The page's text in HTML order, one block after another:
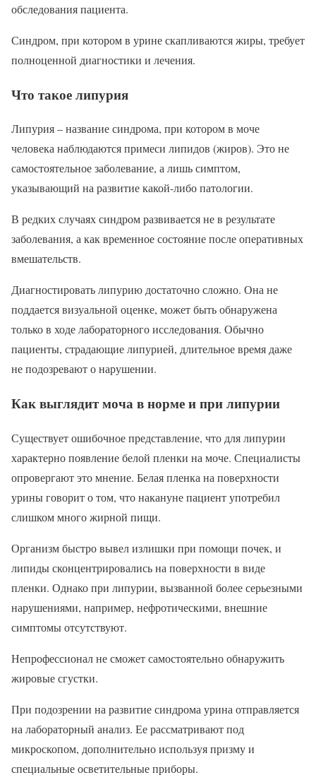
обследования пациента.
Синдром, при котором в урине скапливаются жиры, требует
полноценной диагностики и лечения.
Что такое липурия
Липурия – название синдрома, при котором в моче
человека наблюдаются примеси липидов (жиров). Это не
самостоятельное заболевание, а лишь симптом,
указывающий на развитие какой-либо патологии.
В редких случаях синдром развивается не в результате
заболевания, а как временное состояние после оперативных
вмешательств.
Диагностировать липурию достаточно сложно. Она не
поддается визуальной оценке, может быть обнаружена
только в ходе лабораторного исследования. Обычно
пациенты, страдающие липурией, длительное время даже
не подозревают о нарушении.
Как выглядит моча в норме и при липурии
Существует ошибочное представление, что для липурии
характерно появление белой пленки на моче. Специалисты
опровергают это мнение. Белая пленка на поверхности
урины говорит о том, что накануне пациент употребил
слишком много жирной пищи.
Организм быстро вывел излишки при помощи почек, и
липиды сконцентрировались на поверхности в виде
пленки. Однако при липурии, вызванной более серьезными
нарушениями, например, нефротическими, внешние
симптомы отсутствуют.
Непрофессионал не сможет самостоятельно обнаружить
жировые сгустки.
При подозрении на развитие синдрома урина отправляется
на лабораторный анализ. Ее рассматривают под
микроскопом, дополнительно используя призму и
специальные осветительные приборы.